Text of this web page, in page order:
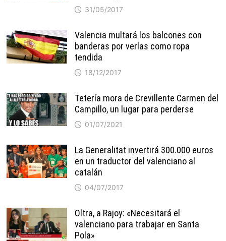
31/05/2017
Valencia multará los balcones con
banderas por verlas como ropa
tendida
18/12/2017
Tetería mora de Crevillente Carmen del
Campillo, un lugar para perderse
01/07/2021
La Generalitat invertirá 300.000 euros
en un traductor del valenciano al
catalán
04/07/2017
Oltra, a Rajoy: «Necesitará el
valenciano para trabajar en Santa
Pola»